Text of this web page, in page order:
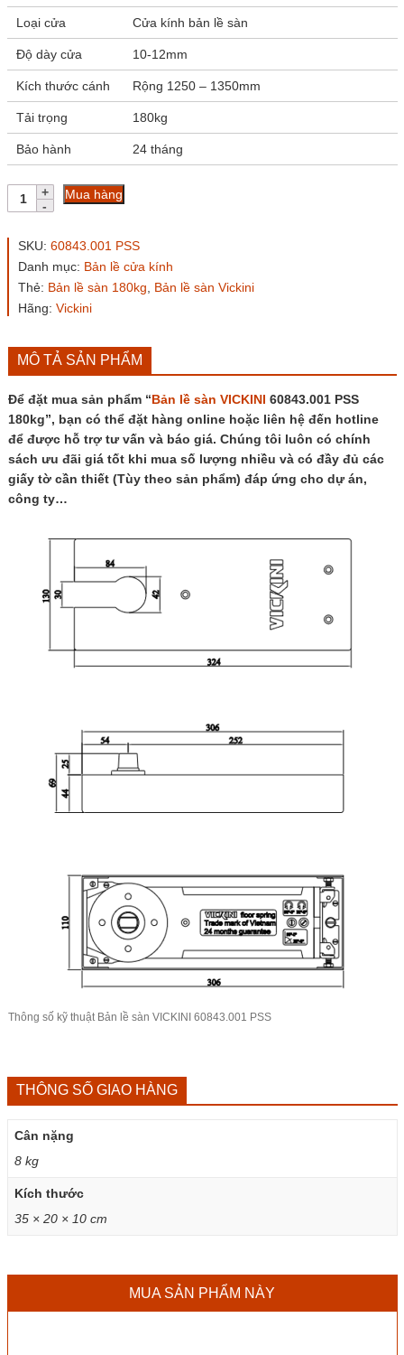
Loại cửa Cửa kính bản lề sàn
Độ dày cửa 10-12mm
Kích thước cánh Rộng 1250 – 1350mm
Tải trọng 180kg
Bảo hành 24 tháng
Bản
lề
VICKINI
PSS
180kg
số
Mua hàng
SKU: 60843.001 PSS
Danh mục: Bản lề cửa kính
Thẻ: Bản lề sàn 180kg
Bản lề sàn Vickini
Hãng: Vickini
MÔ TẢ SẢN PHẨM
Để đặt mua sản phẩm “Bản lề sàn VICKINI 60843.001 PSS
180kg”, bạn có thể đặt hàng online hoặc liên hệ đến hotline
để được hỗ trợ tư vấn và báo giá. Chúng tôi luôn có chính
sách ưu đãi giá tốt khi mua số lượng nhiều và có đầy đủ các
giấy tờ cần thiết (Tùy theo sản phẩm) đáp ứng cho dự án,
công ty…
Thông số kỹ thuật Bản lề sàn VICKINI 60843.001 PSS
THÔNG SỐ GIAO HÀNG
Cân nặng
8 kg
Kích thước
35 × 20 × 10 cm
MUA SẢN PHẨM NÀY